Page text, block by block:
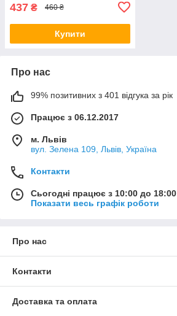
437 ₴ 460 ₴
Купити
Про нас
99% позитивних з 401 відгука за рік
Працює з 06.12.2017
м. Львів
вул. Зелена 109, Львів, Україна
Контакти
Сьогодні працює з 10:00 до 18:00
Показати весь графік роботи
Про нас
Контакти
Доставка та оплата